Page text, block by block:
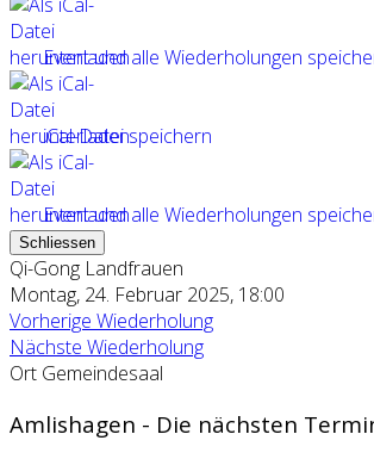
Event und alle Wiederholungen
iCal-Datei speichern
Event und alle Wiederholungen
Schliessen
Qi-Gong Landfrauen
Montag, 24. Februar 2025, 18:00
Vorherige Wiederholung
Nächste Wiederholung
Ort Gemeindesaal
Amlishagen - Die nächsten